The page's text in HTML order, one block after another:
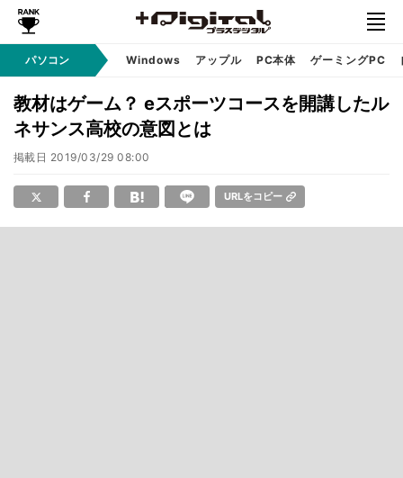
パソコン Windows アップル PC本体 ゲーミングPC
教材はゲーム？ eスポーツコースを開講したル
ネサンス高校の意図とは
掲載日 2019/03/29 08:00
URLをコピー